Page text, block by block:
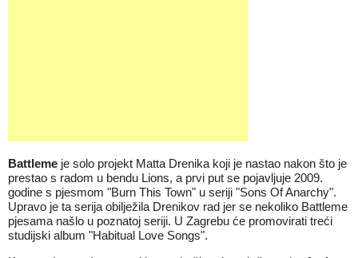
Battleme je solo projekt Matta Drenika koji je nastao nakon što je
prestao s radom u bendu Lions, a prvi put se pojavljuje 2009.
godine s pjesmom "Burn This Town" u seriji "Sons Of Anarchy".
Upravo je ta serija obilježila Drenikov rad jer se nekoliko Battleme
pjesama našlo u poznatoj seriji. U Zagrebu će promovirati treći
studijski album "Habitual Love Songs".